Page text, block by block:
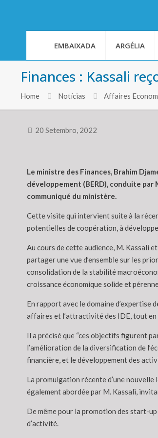
EMBAIXADA ARGÉLIA
Finances : Kassali
Home Notícias Affaires
20 Setembro, 2022
Le ministre des Finances, Brahim
développement (BERD), conduite
communiqué du ministère.
Cette visite qui intervient suite à la
potentielles de coopération, à
Au cours de cette audience, M. Kassali
partager une vue d’ensemble sur les
consolidation de la stabilité
croissance économique solide et
En rapport avec le domaine d’expertise
affaires et l’attractivité des IDE, tout en
Il a précisé que “ces objectifs figurent
l’amélioration de la diversification de
financière, et le développement des
La promulgation récente d’une
également abordée par M. Kassali,
De même pour la promotion des start-
d’activité.